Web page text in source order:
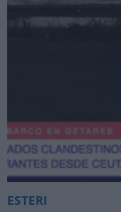
ESTERI